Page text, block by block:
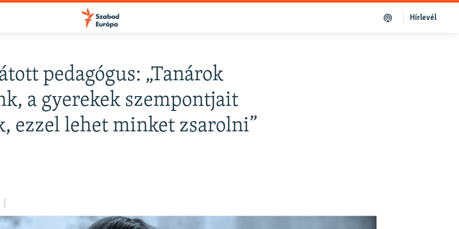
Hírlevél
pedagógus: „Tanárok
a gyerekek szempontjait
ezzel lehet minket zsarolni”